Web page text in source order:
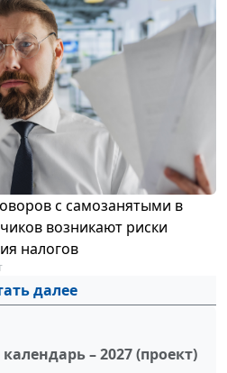
с самозанятыми в
возникают риски
налогов
далее
– 2027 (проект)